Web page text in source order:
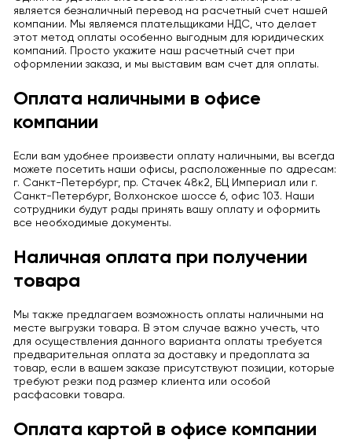
является безналичный перевод на расчетный счет нашей
компании. Мы являемся плательщиками НДС, что делает
этот метод оплаты особенно выгодным для юридических
компаний. Просто укажите наш расчетный счет при
оформлении заказа, и мы выставим вам счет для оплаты.
Оплата наличными в офисе
компании
Если вам удобнее произвести оплату наличными, вы всегда
можете посетить наши офисы, расположенные по адресам:
г. Санкт-Петербург, пр. Стачек 48к2, БЦ Империал или г.
Санкт-Петербург, Волхонское шоссе 6, офис 103. Наши
сотрудники будут рады принять вашу оплату и оформить
все необходимые документы.
Наличная оплата при получении
товара
Мы также предлагаем возможность оплаты наличными на
месте выгрузки товара. В этом случае важно учесть, что
для осуществления данного варианта оплаты требуется
предварительная оплата за доставку и предоплата за
товар, если в вашем заказе присутствуют позиции, которые
требуют резки под размер клиента или особой
расфасовки товара.
Оплата картой в офисе компании